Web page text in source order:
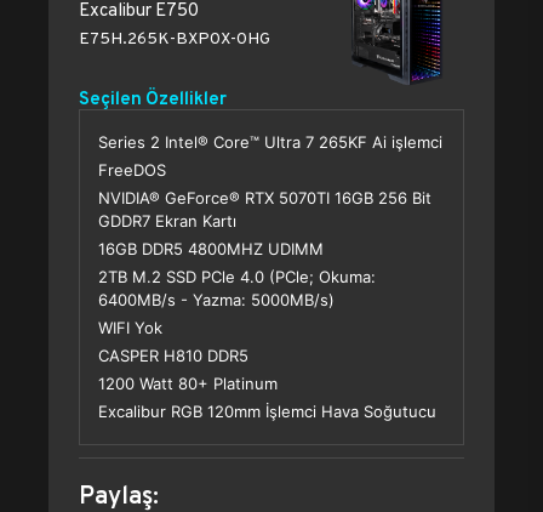
Excalibur E750
E75H.265K-BXP0X-0HG
Seçilen Özellikler
Series 2 Intel® Core™ Ultra 7 265KF Ai işlemci
FreeDOS
NVIDIA® GeForce® RTX 5070TI 16GB 256 Bit
GDDR7 Ekran Kartı
16GB DDR5 4800MHZ UDIMM
2TB M.2 SSD PCle 4.0 (PCle; Okuma:
6400MB/s - Yazma: 5000MB/s)
WIFI Yok
CASPER H810 DDR5
1200 Watt 80+ Platinum
Excalibur RGB 120mm İşlemci Hava Soğutucu
Paylaş: